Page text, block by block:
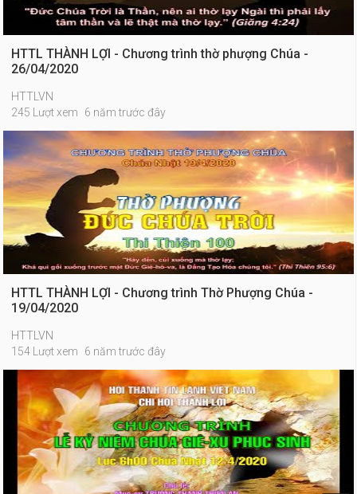
HTTL THÀNH LỢI - Chương trình thờ phượng Chúa -
26/04/2020
HTTLVN
245 Lượt xem
6 năm trước đây
HTTL THÀNH LỢI - Chương trình Thờ Phượng Chúa -
19/04/2020
HTTLVN
154 Lượt xem
6 năm trước đây